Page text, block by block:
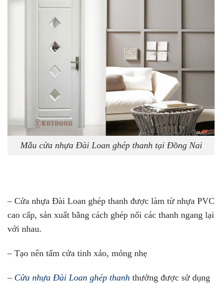
Mẫu cửa nhựa Đài Loan ghép thanh tại Đồng Nai
– Cửa nhựa Đài Loan ghép thanh được làm từ nhựa PVC
cao cấp, sản xuất bằng cách ghép nối các thanh ngang lại
với nhau.
– Tạo nên tấm cửa tinh xảo, mỏng nhẹ
– Cửa nhựa Đài Loan ghép thanh thưởng được sử dụng